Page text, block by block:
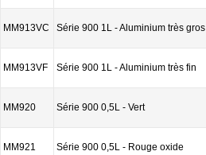
MM913VC Série 900 1L - Aluminium très gros
MM913VF Série 900 1L - Aluminium très fin
MM920 Série 900 0,5L - Vert
MM921 Série 900 0,5L - Rouge oxide